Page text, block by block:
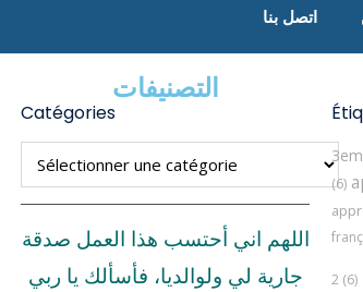
اتصل بنا
التصنيفات
Catégories
اللهم اني أحتسب هذا العمل صدقة
جارية لي ولوالديا، فأسألك يا ربي
(6)
2 (6)